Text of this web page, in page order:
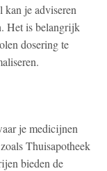
kan je adviseren
Het is belangrijk
dosering te
je medicijnen
Thuisapotheek
bieden de